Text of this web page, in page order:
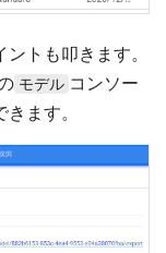
トも叩きます。
モデル コンソー
ます。